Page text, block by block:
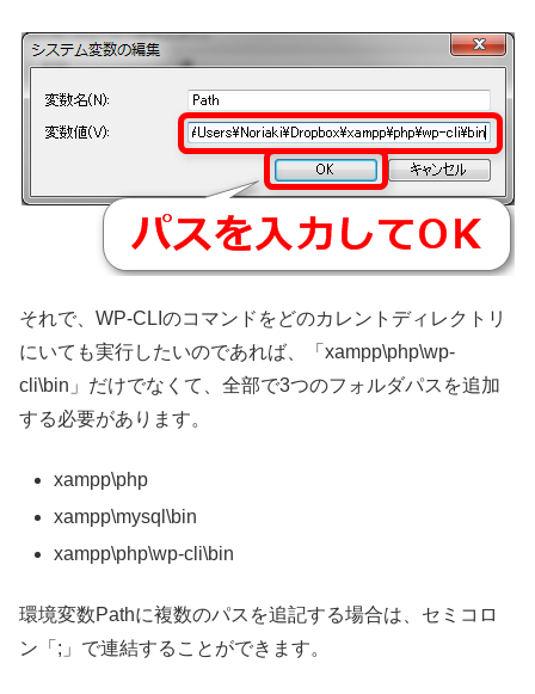
それで、WP-CLIのコマンドをどのカレントディレクトリ
にいても実行したいのであれば、「xampp\php\wp-
cli\bin」だけでなくて、全部で3つのフォルダパスを追加
する必要があります。
xampp\php
xampp\mysql\bin
xampp\php\wp-cli\bin
環境変数Pathに複数のパスを追記する場合は、セミコロ
ン「;」で連結することができます。